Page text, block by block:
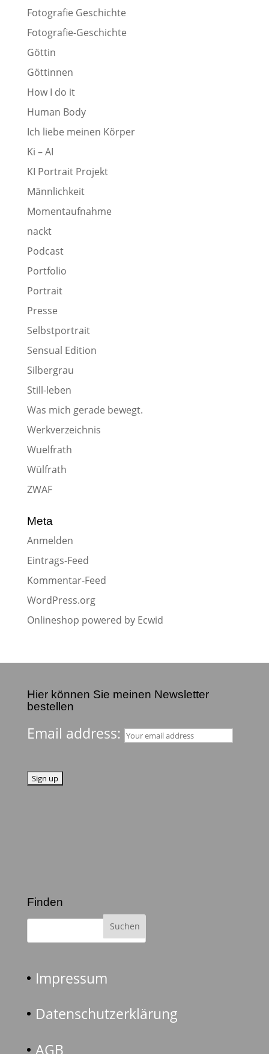
Fotografie Geschichte
Fotografie-Geschichte
Göttin
Göttinnen
How I do it
Human Body
Ich liebe meinen Körper
Ki – AI
KI Portrait Projekt
Männlichkeit
Momentaufnahme
nackt
Podcast
Portfolio
Portrait
Presse
Selbstportrait
Sensual Edition
Silbergrau
Still-leben
Was mich gerade bewegt.
Werkverzeichnis
Wuelfrath
Wülfrath
ZWAF
Meta
Anmelden
Eintrags-Feed
Kommentar-Feed
WordPress.org
Onlineshop powered by Ecwid
Hier können Sie meinen Newsletter
bestellen
Email address:
Finden
Impressum
Datenschutzerklärung
AGB